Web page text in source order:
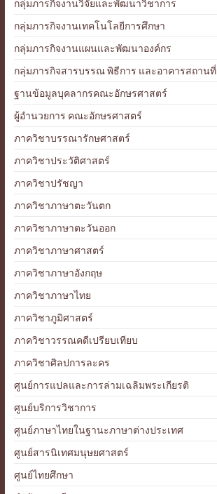
กลุ่มภารกิจงานวิจัยและพัฒนาวิชาการ
กลุ่มภารกิจงานเทคโนโลยีการศึกษา
กลุ่มภารกิจงานแผนและพัฒนาองค์กร
กลุ่มภารกิจสารบรรณ พิธีการ และอาคารสถานที่
ฐานข้อมูลบุคลากรคณะอักษรศาสตร์
ผู้อำนวยการ คณะอักษรศาสตร์
ภาควิชาบรรณารักษศาสตร์
ภาควิชาประวัติศาสตร์
ภาควิชาปรัชญา
ภาควิชาภาษาตะวันตก
ภาควิชาภาษาตะวันออก
ภาควิชาภาษาศาสตร์
ภาควิชาภาษาอังกฤษ
ภาควิชาภาษาไทย
ภาควิชาภูมิศาสตร์
ภาควิชาวรรณคดีเปรียบเทียบ
ภาควิชาศิลปการละคร
ศูนย์การแปลและการล่ามเฉลิมพระเกียรติ
ศูนย์บริการวิชาการ
ศูนย์ภาษาไทยในฐานะภาษาต่างประเทศ
ศูนย์สารนิเทศมนุษยศาสตร์
ศูนย์ไทยศึกษา